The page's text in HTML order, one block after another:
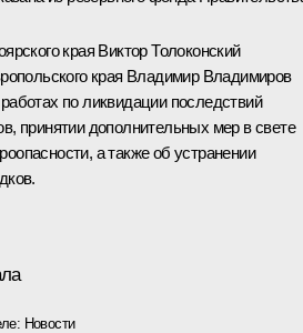
края Виктор Толоконский
края Владимир Владимиров
по ликвидации последствий
принятии дополнительных мер в свете
а также об устранении
Новости